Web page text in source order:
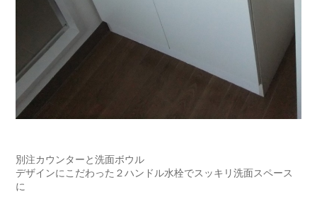
別注カウンターと洗面ボウル
デザインにこだわった２ハンドル水栓でスッキリ洗面スペース
に